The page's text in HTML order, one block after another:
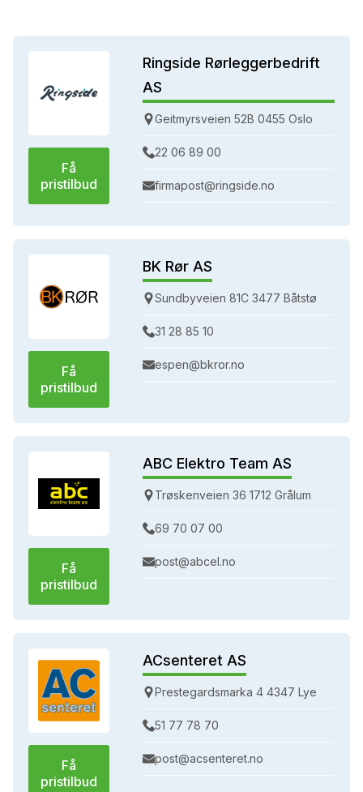
Få
pristilbud
Ringside Rørleggerbedrift
AS
Geitmyrsveien 52B 0455 Oslo
22 06 89 00
firmapost@ringside.no
Få
pristilbud
BK Rør AS
Sundbyveien 81C 3477 Båtstø
31 28 85 10
espen@bkror.no
Få
pristilbud
ABC Elektro Team AS
Trøskenveien 36 1712 Grålum
69 70 07 00
post@abcel.no
Få
pristilbud
ACsenteret AS
Prestegardsmarka 4 4347 Lye
51 77 78 70
post@acsenteret.no